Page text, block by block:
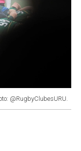
@RugbyClubesURU.